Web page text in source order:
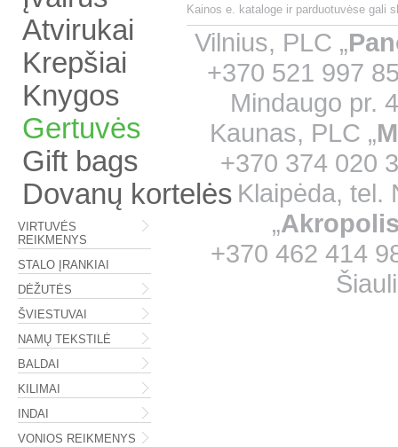
Kainos e. kataloge ir parduotuvėse gali
Atvirukai
Krepšiai
Knygos
Gertuvės
Gift bags
Dovanų kortelės
VIRTUVĖS
REIKMENYS
STALO ĮRANKIAI
DĖŽUTĖS
ŠVIESTUVAI
NAMŲ TEKSTILĖ
BALDAI
KILIMAI
INDAI
VONIOS REIKMENYS
Vilnius, PLC „
+370 521 997
Mindaugo pr.
Kaunas, PLC „
+370 374 020
Klaipėda, tel.
„
+370 462 414